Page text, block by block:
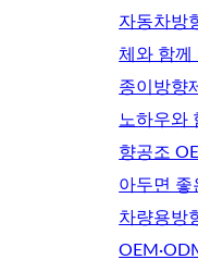
자동차방
체와 함께
종이방향
노하우와
향공조
아두면 좋
차량용방